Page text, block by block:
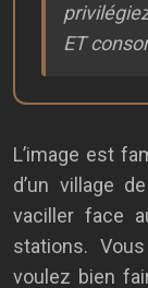
ET
L’image est
d’un village
vaciller face
stations.
voulez bien